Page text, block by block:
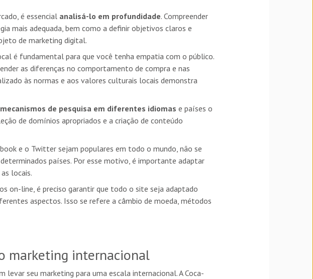
é essencial analisá-lo em profundidade. Compreender
mais adequada, bem como a definir objetivos claros e
de marketing digital.
é fundamental para que você tenha empatia com o público.
as diferenças no comportamento de compra e nas
às normas e aos valores culturais locais demonstra
mecanismos de pesquisa em diferentes idiomas e países o
de domínios apropriados e a criação de conteúdo
e o Twitter sejam populares em todo o mundo, não se
países. Por esse motivo, é importante adaptar
locais.
on-line, é preciso garantir que todo o site seja adaptado
aspectos. Isso se refere a câmbio de moeda, métodos
marketing internacional
levar seu marketing para uma escala internacional. A Coca-